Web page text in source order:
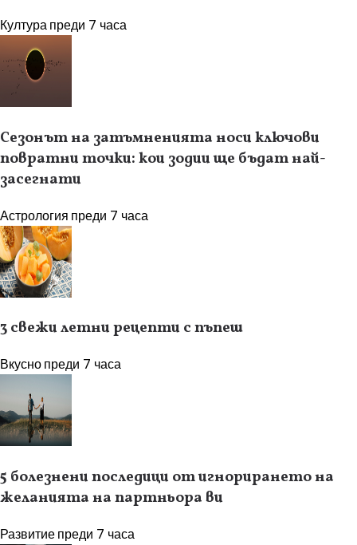
Културапреди 7 часа
Сезонът на затъмненията носи ключови
повратни точки: кои зодии ще бъдат най-
засегнати
Астрология преди 7 часа
3 свежи летни рецепти с пъпеш
Вкуснопреди 7 часа
5 болезнени последици от игнорирането на
желанията на партньора ви
Развитиепреди 7 часа